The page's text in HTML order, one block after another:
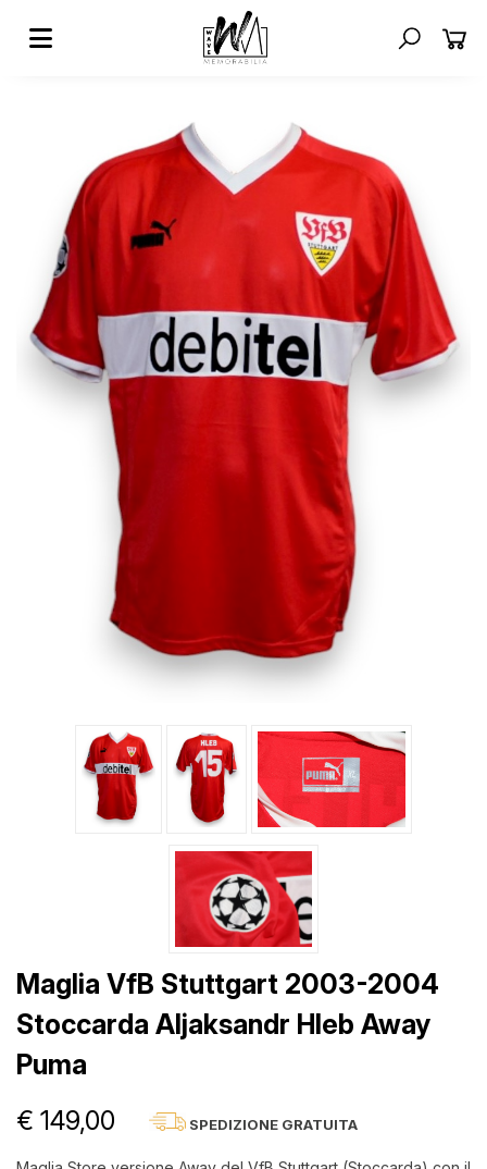
Maglia VfB Stuttgart 2003-2004
Stoccarda Aljaksandr Hleb Away
Puma
€ 149,00 SPEDIZIONE GRATUITA